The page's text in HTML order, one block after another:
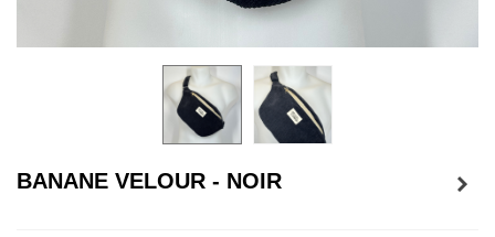
BANANE VELOUR - NOIR